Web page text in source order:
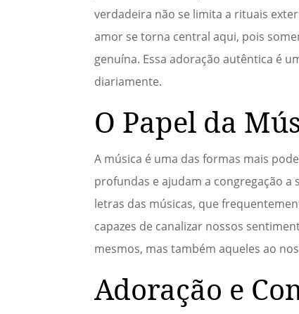
verdadeira não se limita a rituais
amor se torna central aqui, pois
genuína. Essa adoração autêntica é
diariamente.
O Papel da
A música é uma das formas mais
profundas e ajudam a congregação
letras das músicas, que
capazes de canalizar nossos
mesmos, mas também aqueles ao
Adoração e